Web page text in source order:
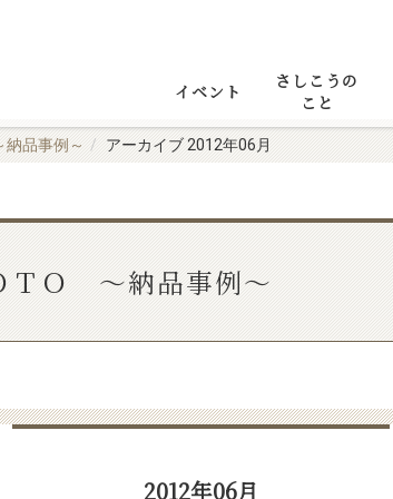
イベント
さしこうの
こと
品事例～ アーカイブ 2012年06月
ＴＯ ～納品事例～
2012年06月